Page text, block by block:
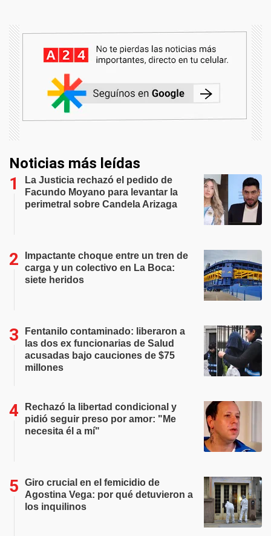
Noticias más leídas
La Justicia rechazó el pedido de
Facundo Moyano para levantar la
perimetral sobre Candela Arizaga
Impactante choque entre un tren de
carga y un colectivo en La Boca:
siete heridos
Fentanilo contaminado: liberaron a
las dos ex funcionarias de Salud
acusadas bajo cauciones de $75
millones
Rechazó la libertad condicional y
pidió seguir preso por amor: "Me
necesita él a mí"
Giro crucial en el femicidio de
Agostina Vega: por qué detuvieron a
los inquilinos